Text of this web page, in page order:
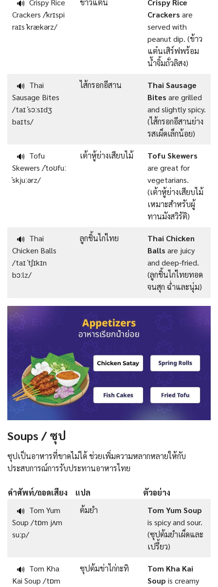
🔊 Crispy Rice
Crackers /ˈkrɪspi
raɪs ˈkrækərz/
ข้าวแต๋น
Crispy Rice
Crackers are
served with
peanut dip. (ข้าว
แต๋นเสิร์ฟพร้อม
น้ำจิ้มถั่วลิสง)
🔊 Thai
Sausage Bites
/taɪ ˈsɔːsɪdʒ
baɪts/
ไส้กรอกอีสาน
Thai Sausage
Bites are grilled
and slightly spicy.
(ไส้กรอกอีสานย่าง
รสเผ็ดเล็กน้อย)
🔊 Tofu
Skewers /ˈtoʊfuː
ˈskjuːərz/
เต้าหู้ย่างเสียบไม้
Tofu Skewers
are great for
vegetarians.
(เต้าหู้ย่างเสียบไม้
เหมาะสำหรับผู้
ทานมังสวิรัติ)
🔊 Thai
Chicken Balls
/taɪ ˈtʃɪkɪn
bɔːlz/
ลูกชิ้นไก่ไทย
Thai Chicken
Balls are juicy
and deep-fried.
(ลูกชิ้นไก่ไทยทอด
จนสุก ฉ่ำและนุ่ม)
Soups / ซุป
ซุปเป็นอาหารที่ขาดไม่ได้ ช่วยเพิ่มความหลากหลายให้กับ
ประสบการณ์การรับประทานอาหารไทย
คำศัพท์/ถอดเสียง แปล
ตัวอย่าง
🔊 Tom Yum
Soup /tɒm jʌm
suːp/
ต้มยำ
Tom Yum Soup
is spicy and sour.
(ซุปต้มยำเผ็ดและ
เปรี้ยว)
🔊 Tom Kha
Kai Soup /tɒm
ซุปต้มข่าไก่กะทิ
Tom Kha Kai
Soup is creamy